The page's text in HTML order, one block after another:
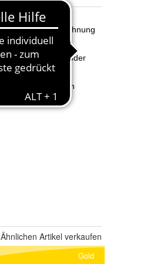
Ähnlichen Artikel verkaufen
Gold